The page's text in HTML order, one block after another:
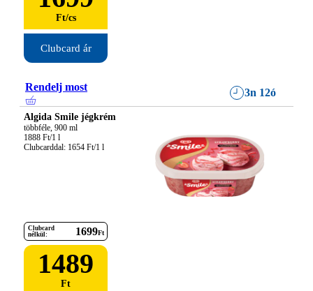
Ft/cs
Clubcard ár
Rendelj most 3n 12ó
Algida Smile jégkrém
többféle, 900 ml
1888 Ft/1 l
Clubcarddal: 1654 Ft/1 l
Clubcard
nélkül:
1699Ft
1489
Ft